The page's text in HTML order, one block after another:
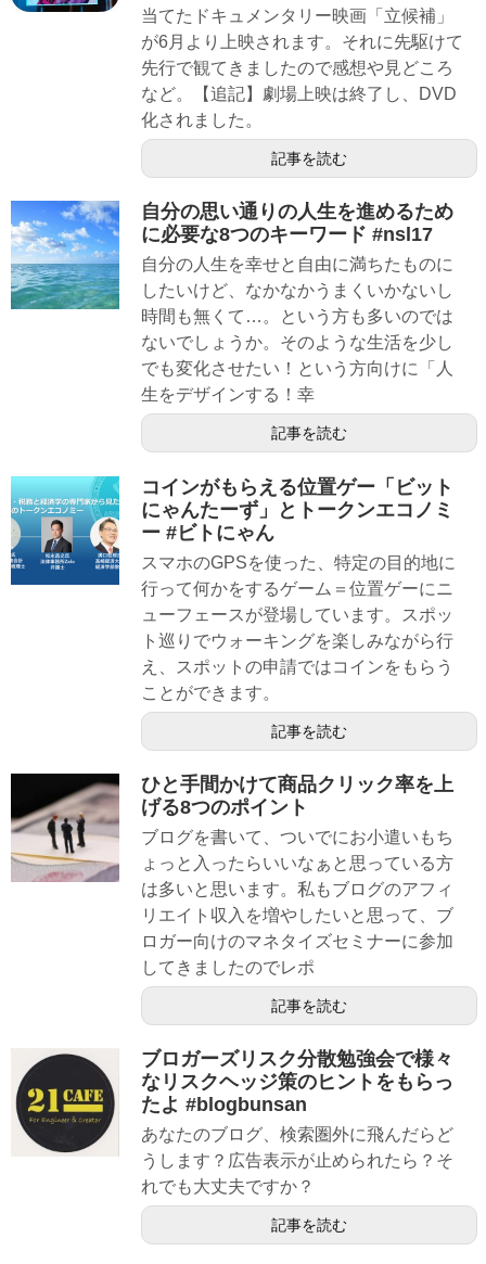
当てたドキュメンタリー映画「立候補」
が6月より上映されます。それに先駆けて
先行で観てきましたので感想や見どころ
など。【追記】劇場上映は終了し、DVD
化されました。
記事を読む
自分の思い通りの人生を進めるため
に必要な8つのキーワード #nsl17
自分の人生を幸せと自由に満ちたものに
したいけど、なかなかうまくいかないし
時間も無くて…。という方も多いのでは
ないでしょうか。そのような生活を少し
でも変化させたい！という方向けに「人
生をデザインする！幸
記事を読む
コインがもらえる位置ゲー「ビット
にゃんたーず」とトークンエコノミ
ー #ビトにゃん
スマホのGPSを使った、特定の目的地に
行って何かをするゲーム＝位置ゲーにニ
ューフェースが登場しています。スポッ
ト巡りでウォーキングを楽しみながら行
え、スポットの申請ではコインをもらう
ことができます。
記事を読む
ひと手間かけて商品クリック率を上
げる8つのポイント
ブログを書いて、ついでにお小遣いもち
ょっと入ったらいいなぁと思っている方
は多いと思います。私もブログのアフィ
リエイト収入を増やしたいと思って、ブ
ロガー向けのマネタイズセミナーに参加
してきましたのでレポ
記事を読む
ブロガーズリスク分散勉強会で様々
なリスクヘッジ策のヒントをもらっ
たよ #blogbunsan
あなたのブログ、検索圏外に飛んだらど
うします？広告表示が止められたら？そ
れでも大丈夫ですか？
記事を読む